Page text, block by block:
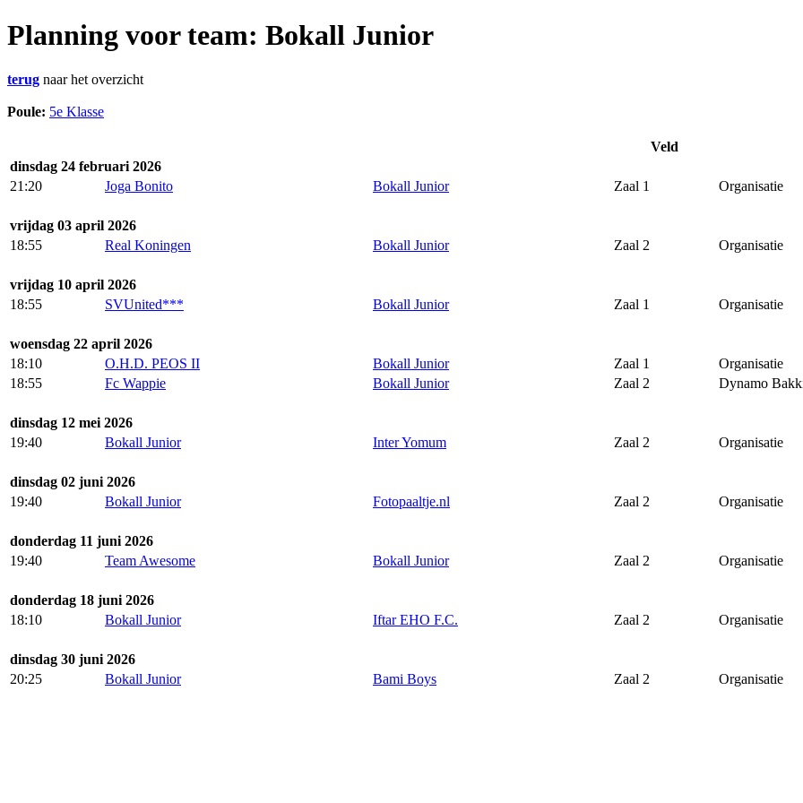
Planning voor team: Bokall Junior
terug naar het overzicht
Poule: 5e Klasse
Veld
dinsdag 24 februari 2026
21:20
Joga Bonito Bokall Junior Zaal 1 Organisatie
vrijdag 03 april 2026
18:55
Real Koningen Bokall Junior Zaal 2 Organisatie
vrijdag 10 april 2026
18:55
SVUnited*** Bokall Junior Zaal 1 Organisatie
woensdag 22 april 2026
18:10
O.H.D. PEOS II Bokall Junior Zaal 1 Organisatie
18:55
Fc Wappie Bokall Junior Zaal 2 Dynamo
dinsdag 12 mei 2026
19:40
Bokall Junior Inter Yomum Zaal 2 Organisatie
dinsdag 02 juni 2026
19:40
Bokall Junior Fotopaaltje.nl Zaal 2 Organisatie
donderdag 11 juni 2026
19:40
Team Awesome Bokall Junior Zaal 2 Organisatie
donderdag 18 juni 2026
18:10
Bokall Junior Iftar EHO F.C. Zaal 2 Organisatie
dinsdag 30 juni 2026
20:25
Bokall Junior Bami Boys Zaal 2 Organisatie